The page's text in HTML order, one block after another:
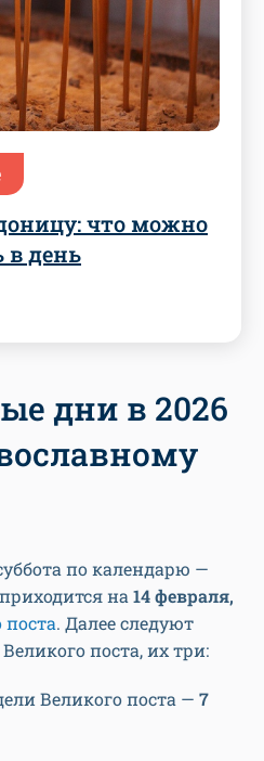
что можно
в день
дни в 2026
по календарю —
на14 февраля,
поста. Далее следуют
поста, их три:
Великого поста — 7